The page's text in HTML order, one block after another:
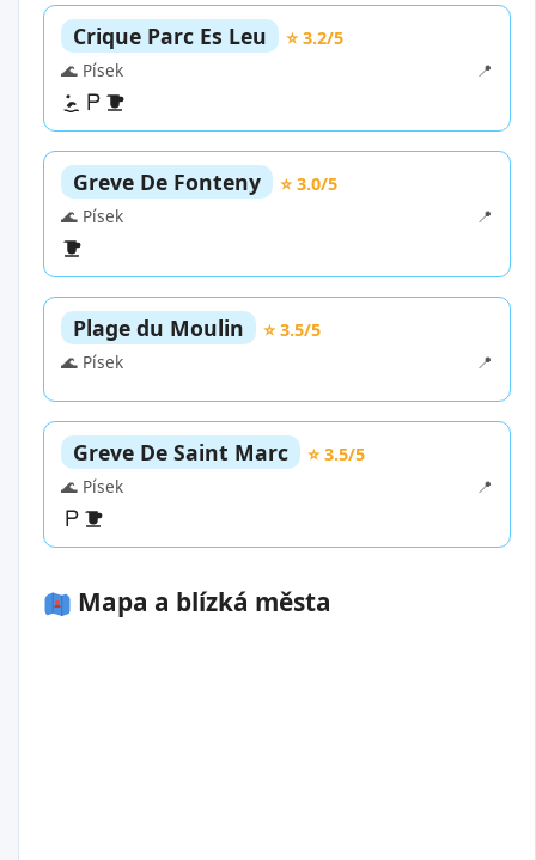
Crique Parc Es Leu
⭐ 3.2/5
🌊 Písek
📍
Greve De Fonteny
⭐ 3.0/5
🌊 Písek
📍
Plage du Moulin
⭐ 3.5/5
🌊 Písek
📍
Greve De Saint Marc
⭐ 3.5/5
🌊 Písek
📍
Mapa a blízká města